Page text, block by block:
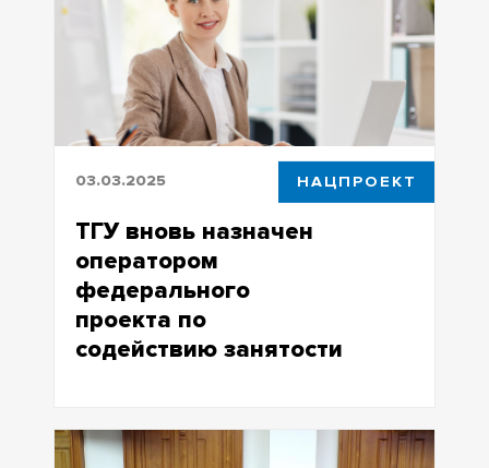
03.03.2025 НАЦПРОЕКТ
ТГУ вновь назначен
оператором
федерального
проекта по
содействию занятости
курирует проект «Активные меры
содействия занятости»